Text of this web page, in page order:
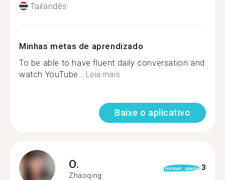
Tailandês
Minhas metas de aprendizado
To be able to have fluent daily conversation and
watch YouTube... Leia mais
Baixe o aplicativo
O.
Zhaoqing
format_quote 3